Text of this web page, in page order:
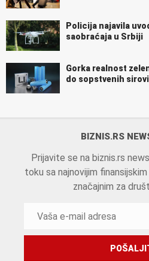
Policija najavila
saobraćaja u Srbiji
Gorka realnost
do sopstvenih
BIZNIS.RS
Prijavite se na biznis.rs
toku sa najnovijim
značajnim za